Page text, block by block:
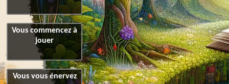
Vous commencez à
jouer
Vous vous énervez